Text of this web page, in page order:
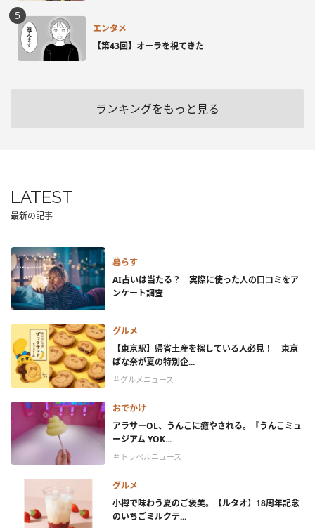
エンタメ
【第43回】オーラを視てきた
ランキングをもっと見る
LATEST
最新の記事
暮らす
AI占いは当たる？ 実際に使った人の口コミをア
ンケート調査
グルメ
【東京駅】帰省土産を探している人必見！ 東京
ばな奈が夏の特別企...
＃グルメニュース
おでかけ
アラサーOL、うんこに癒やされる。『うんこミュ
ージアム YOK...
＃トラベルニュース
グルメ
小樽で味わう夏のご褒美。【ルタオ】18周年記念
のいちごミルクテ...